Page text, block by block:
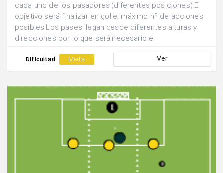
cada uno de los pasadores (diferentes posiciones).El
objetivo será finalizar en gol el máximo nº de acciones
posibles.Los pases llegan desde diferentes alturas y
direcciones por lo que será necesario el
con rapidez y eficacia.
Dificultad Media Ver